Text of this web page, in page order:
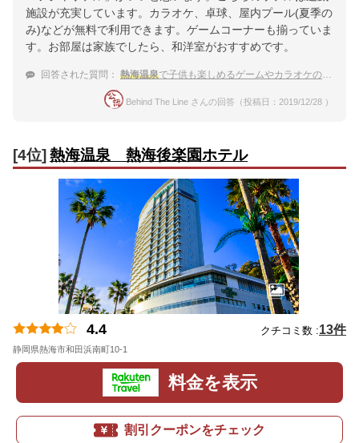
施設が充実しています。カラオケ、卓球、屋内プール(夏季の
み)などが無料で利用できます。ゲームコーナーも揃っていま
す。お部屋は家族でしたら、和洋室がおすすめです。
回答された質問： 熱海温泉で子供も楽しめるゲームやカラオケの設備がある宿は？
Behind The Line さんの回答（投稿日：2019/12/28 ）
[4位] 熱海温泉 熱海後楽園ホテル
4.4 クチコミ数 :13件
静岡県熱海市和田浜南町10-1
料金を表示
割引クーポンをチェック